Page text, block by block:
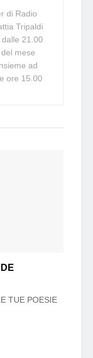
di Radio
Tripaldi
21.00
mese
ad
ore 15.00
POESIE